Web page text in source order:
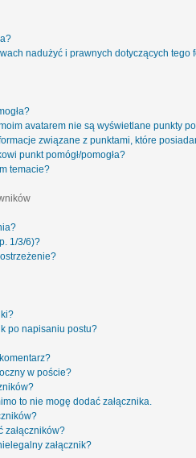
nadużyć i prawnych dotyczących tego
avatarem nie są wyświetlane punkty
związane z punktami, które
punkt pomógł/pomogła?
temacie?
1/3/6)?
po napisaniu postu?
w poście?
to nie mogę dodać załącznika.
załączników?
załącznik?